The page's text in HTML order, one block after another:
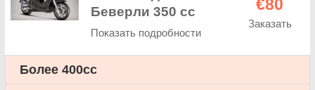
Беверли 350 cc
Показать подробности
€80
Заказать
Более 400cc